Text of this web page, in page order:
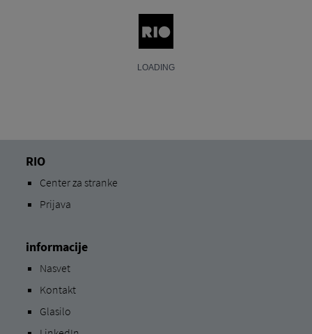
RIO
Center za stranke
Prijava
informacije
Nasvet
Kontakt
Glasilo